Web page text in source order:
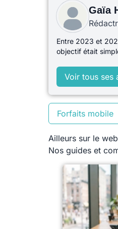
Gaïa
Entre 2023 et
objectif était
Voir tous ses
Forfaits mobile
Ailleurs sur le web
Nos guides et